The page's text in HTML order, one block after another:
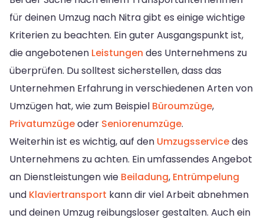
für deinen Umzug nach Nitra gibt es einige wichtige
Kriterien zu beachten. Ein guter Ausgangspunkt ist,
die angebotenen Leistungen des Unternehmens zu
überprüfen. Du solltest sicherstellen, dass das
Unternehmen Erfahrung in verschiedenen Arten von
Umzügen hat, wie zum Beispiel Büroumzüge,
Privatumzügeoder Seniorenumzüge.
Weiterhin ist es wichtig, auf den Umzugsservicedes
Unternehmens zu achten. Ein umfassendes Angebot
an Dienstleistungen wie Beiladung, Entrümpelung
und Klaviertransport kann dir viel Arbeit abnehmen
und deinen Umzug reibungsloser gestalten. Auch ein